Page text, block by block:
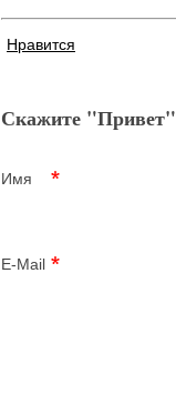
Нравится
Скажите "Привет"
Имя
E-Mail